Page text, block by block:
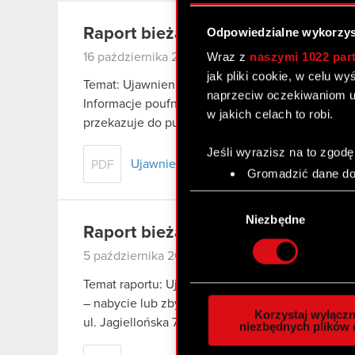
Odpowiedzialne
Wraz z naszymi 1022
jak pliki cookie, w celu
naprzeciw oczekiwaniom
w jakich celach to robi.
Jeśli wyrazisz na to
Gromadzić dane
Identyfikować
Dowiedz się więcej
szczegółów . W
Wykorzystujemy pliki
społecznościowym,
otrzymanymi od Ciebie
Niezbędne
Korzystaj
niezbędnych plików
Raport bieżący nr 19/2018
16 października 2018
Temat: Ujawnienie informacji poufnej
Informacje poufne Zarząd CD PROJEKT S.A. z
przekazuje do publicznej wiadomości
PDF Ujawnienie informacji poufnej
Raport bieżący nr 18/2018
5 października 2018
Temat raportu: Ujawnienie stanu posiadania
– nabycie lub zbycie znacznego pakietu akcji
ul. Jagiellońska 74…
Czytaj dalej